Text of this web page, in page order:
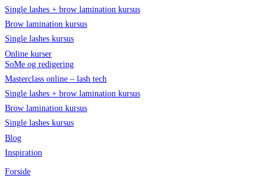
Single lashes + brow lamination kursus
Brow lamination kursus
Single lashes kursus
Online kurser
SoMe og redigering
Masterclass online – lash tech
Single lashes + brow lamination kursus
Brow lamination kursus
Single lashes kursus
Blog
Inspiration
Forside